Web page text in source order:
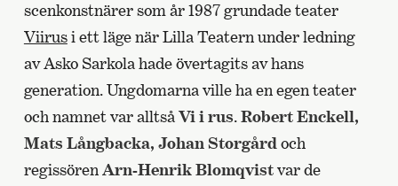
scenkonstnärer som år 1987 grundade teater
Viirusi ett läge när Lilla Teatern under ledning
av Asko Sarkola hade övertagits av hans
generation. Ungdomarna ville ha en egen teater
och namnet var alltsåVi i rus.Robert Enckell,
Mats Långbacka, Johan Storgård och
regissören Arn-Henrik Blomqvistvar de